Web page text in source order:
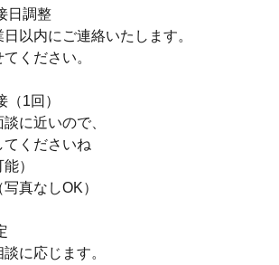
日調整
以内にご連絡いたします。
ください。
1回）
に近いので、
てくださいね
）
真なしOK）
に応じます。